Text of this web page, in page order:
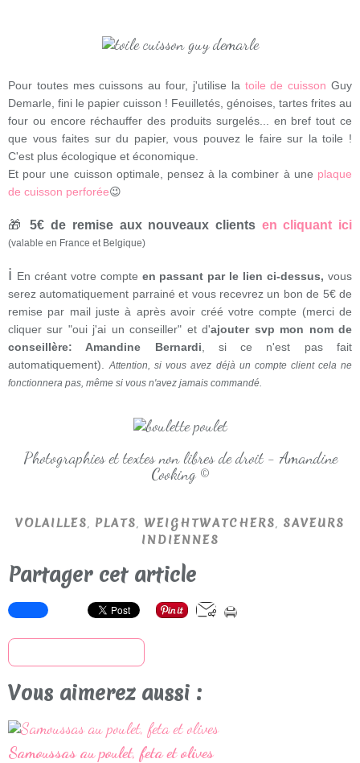
Pour toutes mes cuissons au four, j'utilise la toile de cuisson Guy
Demarle, fini le papier cuisson ! Feuilletés, génoises, tartes frites au
four ou encore réchauffer des produits surgelés... en bref tout ce
que vous faites sur du papier, vous pouvez le faire sur la toile !
C'est plus écologique et économique.
Et pour une cuisson optimale, pensez à la combiner à une plaque
de cuisson perforée😉
🎁 5€ de remise aux nouveaux clients en cliquant ici
(valable en France et Belgique)
ℹ En créant votre compte en passant par le lien ci-dessus, vous
serez automatiquement parrainé et vous recevrez un bon de 5€ de
remise par mail juste à après avoir créé votre compte (merci de
cliquer sur "oui j'ai un conseiller" et d'ajouter svp mon nom de
conseillère: Amandine Bernardi, si ce n'est pas fait
automatiquement).Attention, si vous avez déjà un compte client cela ne
fonctionnera pas, même si vous n'avez jamais commandé.
Photographies et textes non libres de droit - Amandine
Cooking ©
VOLAILLES, PLATS, WEIGHTWATCHERS, SAVEURS
INDIENNES
Partager cet article
Vous aimerez aussi :
Samoussas au poulet, feta et olives